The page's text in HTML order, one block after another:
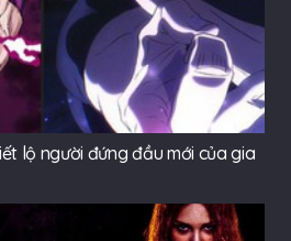
lộ người đứng đầu mới của gia